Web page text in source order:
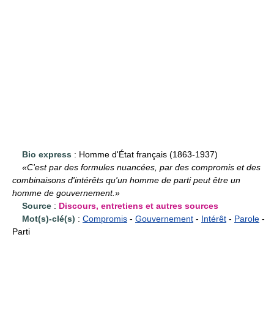
Bio express : Homme d'État français (1863-1937)
«C'est par des formules nuancées, par des compromis et des
combinaisons d'intérêts qu'un homme de parti peut être un
homme de gouvernement.»
Source : Discours, entretiens et autres sources
Mot(s)-clé(s) : Compromis - Gouvernement - Intérêt - Parole -
Parti